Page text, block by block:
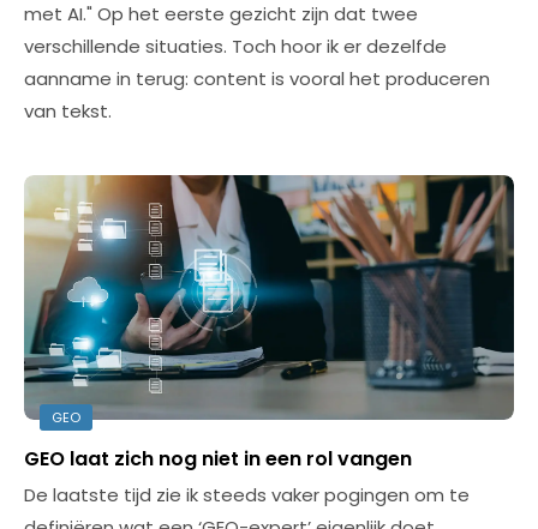
met AI." Op het eerste gezicht zijn dat twee
verschillende situaties. Toch hoor ik er dezelfde
aanname in terug: content is vooral het produceren
van tekst.
GEO
GEO laat zich nog niet in een rol vangen
De laatste tijd zie ik steeds vaker pogingen om te